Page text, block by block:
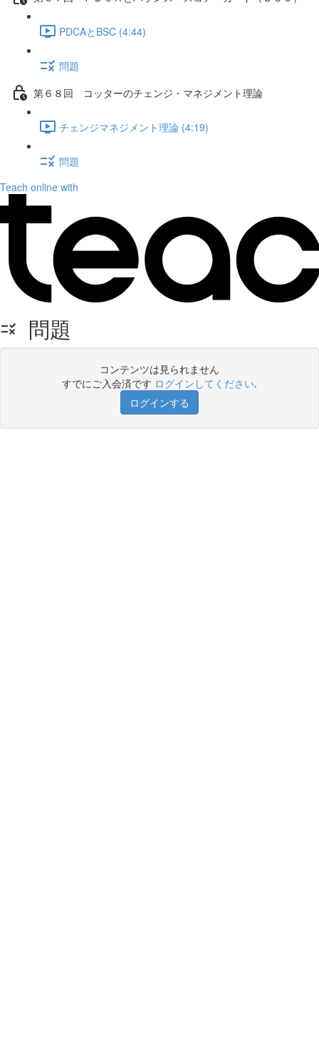
PDCAとBSC (4:44)
問題
第６８回 コッターのチェンジ・マネジメント理論
チェンジマネジメント理論 (4:19)
問題
Teach online with
問題
コンテンツは見られません
すでにご入会済です ログインしてください.
ログインする